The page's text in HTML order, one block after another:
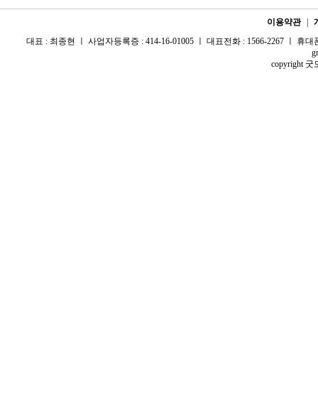
이용약관
대표 : 최종현 ㅣ 사업자등록증 : 414-16-01005 ㅣ 대표전화 : 1566-2267 ㅣ 휴
copyright 굿